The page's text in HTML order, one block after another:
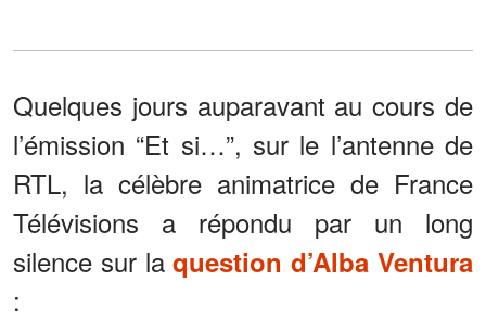
Quelques jours auparavant au cours de
l’émission “Et si…”, sur le l’antenne de
RTL, la célèbre animatrice de France
Télévisions a répondu par un long
silence sur laquestion d’Alba Ventura
: